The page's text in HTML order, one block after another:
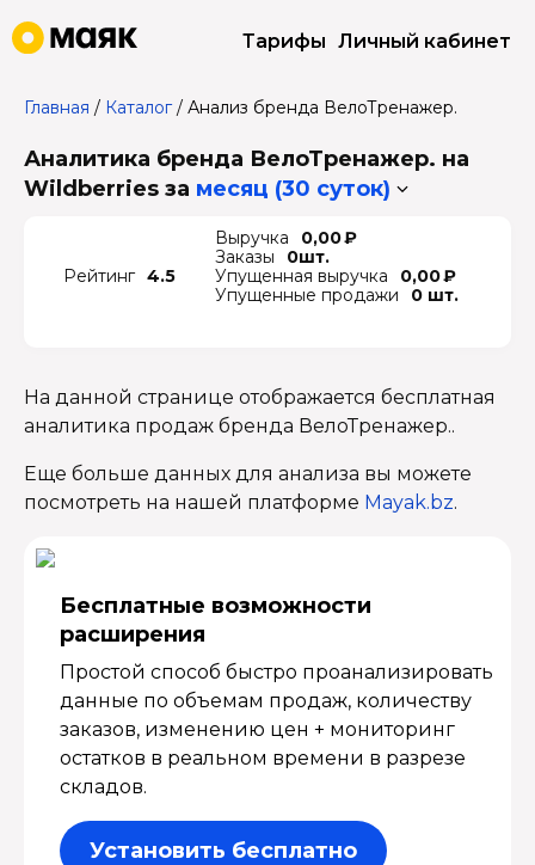
Тарифы Личный кабинет
Главная / Каталог/ Анализ бренда ВелоТренажер.
Аналитика бренда ВелоТренажер. на
Wildberries за месяц (30 суток)
Рейтинг 4.5
Выручка
0,00 ₽
Заказы
0шт.
Упущенная выручка
0,00 ₽
Упущенные продажи
0 шт.
На данной странице отображается бесплатная
аналитика продаж бренда ВелоТренажер..
Еще больше данных для анализа вы можете
посмотреть на нашей платформе Mayak.bz.
Бесплатные возмож­ности
расширения
Простой способ быстро проанализировать
данные по объемам продаж, количеству
заказов, изменению цен + мониторинг
остатков в реальном времени в разрезе
складов.
Установить бесплатно